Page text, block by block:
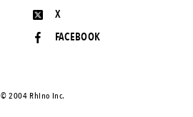
X
FACEBOOK
©️ 2004 Rhino Inc.